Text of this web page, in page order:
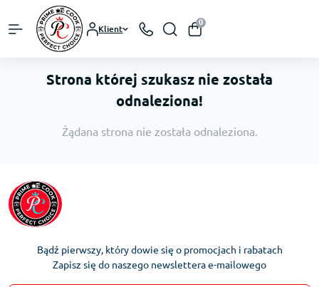
Klient
0
Strona której szukasz nie została
odnaleziona!
Żądana strona nie została odnaleziona.
Bądź pierwszy, który dowie się o promocjach i rabatach
Zapisz się do naszego newslettera e-mailowego